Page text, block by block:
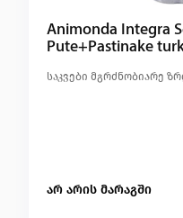
Animonda Integra
Pute+Pastinake
საკვები მგრძნობიარე
არ არის მარაგში